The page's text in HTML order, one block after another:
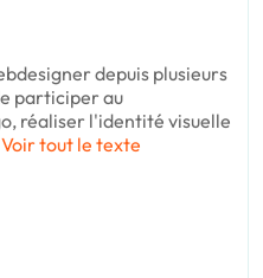
depuis plusieurs
participer au
réaliser l'identité visuelle
Voir tout le texte